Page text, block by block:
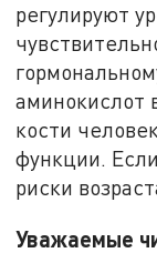
регулируют
аминокислот
кости
функции.
риски
Уважаемые